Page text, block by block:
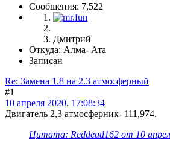
Сообщения: 7,522
Дмитрий
Откуда: Алма- Ата
Записан
Re: Замена 1.8 на 2.3 атмосферный
#1
10 апреля 2020, 17:08:34
Двигатель 2,3 атмосферник- 111,974.
Цитата: Reddead162 от 10